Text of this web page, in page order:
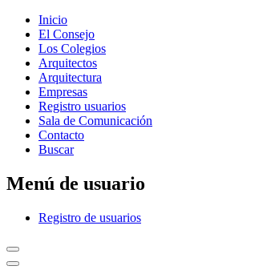
Inicio
El Consejo
Los Colegios
Arquitectos
Arquitectura
Empresas
Registro usuarios
Sala de Comunicación
Contacto
Buscar
Menú de usuario
Registro de usuarios